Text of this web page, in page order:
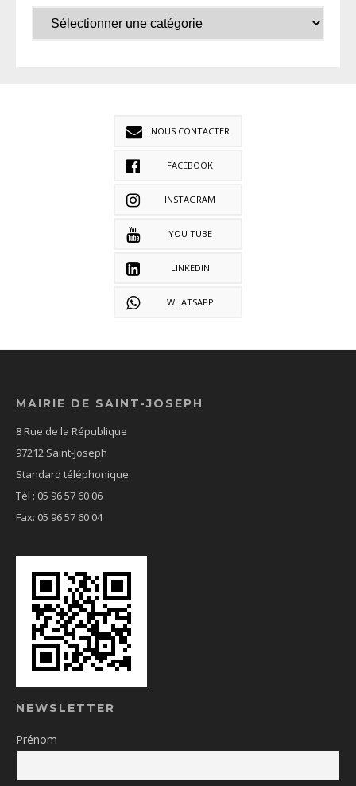
NOUS CONTACTER
FACEBOOK
INSTAGRAM
YOU TUBE
LINKEDIN
WHATSAPP
MAIRIE DE SAINT-JOSEPH
8 Rue de la République
97212 Saint-Joseph
Standard téléphonique
Tél : 05 96 57 60 06
Fax: 05 96 57 60 04
NEWSLETTER
Prénom